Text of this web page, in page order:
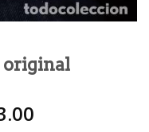
original